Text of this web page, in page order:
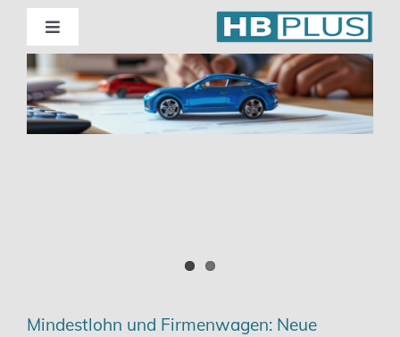
Skip
content
Toggle
Navigation
Standorte
Beratung
Mindestlohn und Firmenwagen: Neue